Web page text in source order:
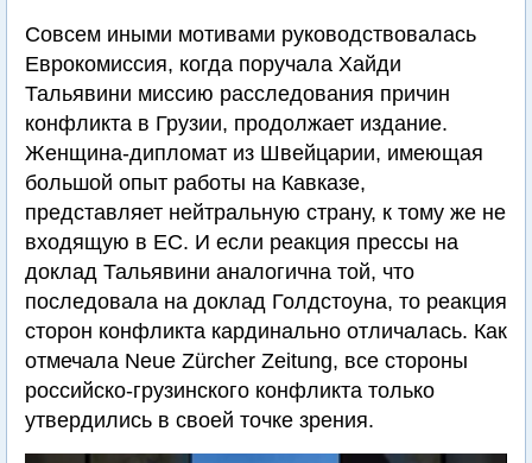
Совсем иными мотивами руководствовалась
Еврокомиссия, когда поручала Хайди
Тальявини миссию расследования причин
конфликта в Грузии, продолжает издание.
Женщина-дипломат из Швейцарии, имеющая
большой опыт работы на Кавказе,
представляет нейтральную страну, к тому же не
входящую в ЕС. И если реакция прессы на
доклад Тальявини аналогична той, что
последовала на доклад Голдстоуна, то реакция
сторон конфликта кардинально отличалась. Как
отмечала Neue Zürcher Zeitung, все стороны
российско-грузинского конфликта только
утвердились в своей точке зрения.